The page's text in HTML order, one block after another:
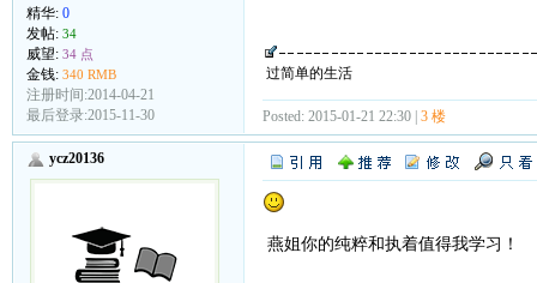
精华: 0
发帖: 34
威望: 34 点
金钱: 340 RMB
注册时间:2014-04-21
最后登录:2015-11-30
过简单的生活
Posted: 2015-01-21 22:30 | 3 楼
ycz20136
燕姐你的纯粹和执着值得我学习！